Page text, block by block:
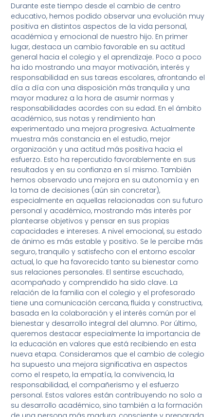
Durante este tiempo desde el cambio de centro
educativo, hemos podido observar una evolución muy
positiva en distintos aspectos de la vida personal,
académica y emocional de nuestro hijo. En primer
lugar, destaca un cambio favorable en su actitud
general hacia el colegio y el aprendizaje. Poco a poco
ha ido mostrando una mayor motivación, interés y
responsabilidad en sus tareas escolares, afrontando el
día a día con una disposición más tranquila y una
mayor madurez a la hora de asumir normas y
responsabilidades acordes con su edad. En el ámbito
académico, sus notas y rendimiento han
experimentado una mejora progresiva. Actualmente
muestra más constancia en el estudio, mejor
organización y una actitud más positiva hacia el
esfuerzo. Esto ha repercutido favorablemente en sus
resultados y en su confianza en sí mismo. También
hemos observado una mejora en su autonomía y en
la toma de decisiones (aún sin concretar),
especialmente en aquellas relacionadas con su futuro
personal y académico, mostrando más interés por
plantearse objetivos y pensar en sus propias
capacidades e intereses. A nivel emocional, su estado
de ánimo es más estable y positivo. Se le percibe más
seguro, tranquilo y satisfecho con el entorno escolar
actual, lo que ha favorecido tanto su bienestar como
sus relaciones personales. El sentirse escuchado,
acompañado y comprendido ha sido clave. La
relación de la familia con el colegio y el profesorado
tiene una comunicación cercana, fluida y constructiva,
basada en la colaboración y el interés común por el
bienestar y desarrollo integral del alumno. Por último,
queremos destacar especialmente la importancia de
la educación en valores que está recibiendo en esta
nueva etapa. Consideramos que el cambio de colegio
ha supuesto una mejora significativa en aspectos
como el respeto, la empatía, la convivencia, la
responsabilidad, el compañerismo y el esfuerzo
personal. Estos valores están contribuyendo no solo a
su desarrollo académico, sino también a la formación